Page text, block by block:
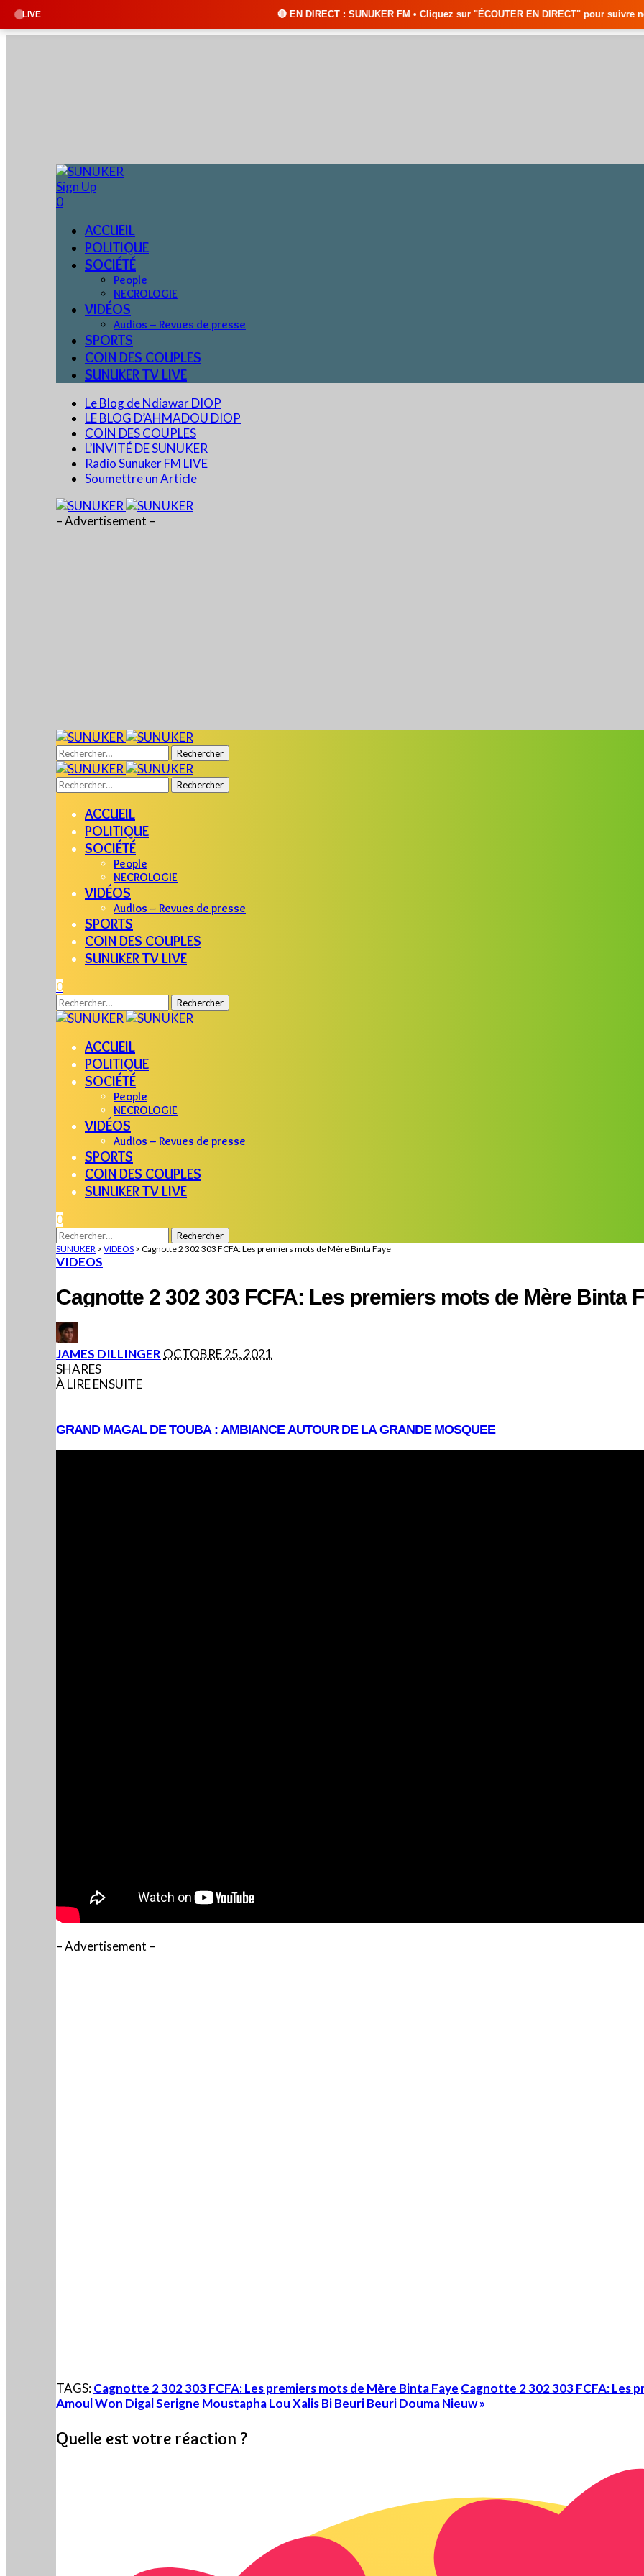
LIVE 🔴 EN DIRECT : SUNUKER FM • Cliquez sur "ÉCOUTER EN DIRECT" pour suivre nos émissions
Sign Up
0
ACCUEIL
POLITIQUE
SOCIÉTÉ
People
NECROLOGIE
VIDÉOS
Audios – Revues de presse
SPORTS
COIN DES COUPLES
SUNUKER TV LIVE
Le Blog de Ndiawar DIOP
LE BLOG D’AHMADOU DIOP
COIN DES COUPLES
L’INVITÉ DE SUNUKER
Radio Sunuker FM LIVE
Soumettre un Article
– Advertisement –
Rechercher :
Rechercher :
ACCUEIL
POLITIQUE
SOCIÉTÉ
People
NECROLOGIE
VIDÉOS
Audios – Revues de presse
SPORTS
COIN DES COUPLES
SUNUKER TV LIVE
0
Rechercher :
ACCUEIL
POLITIQUE
SOCIÉTÉ
People
NECROLOGIE
VIDÉOS
Audios – Revues de presse
SPORTS
COIN DES COUPLES
SUNUKER TV LIVE
0
Rechercher :
SUNUKER > VIDEOS > Cagnotte 2 302 303 FCFA: Les premiers mots de Mère Binta Faye
VIDEOS
Cagnotte 2 302 303 FCFA: Les premiers mots de Mère Binta
POSTED
BY
JAMES DILLINGER OCTOBRE 25, 2021
SHARES
À LIRE ENSUITE
GRAND MAGAL DE TOUBA : AMBIANCE AUTOUR DE LA GRANDE MOSQUEE
– Advertisement –
TAGS:Cagnotte 2 302 303 FCFA: Les premiers mots de Mère Binta Faye Cagnotte 2 302 303 FCFA: Les
Amoul Won Digal Serigne Moustapha Lou Xalis Bi Beuri Beuri Douma Nieuw »
Quelle est votre réaction ?